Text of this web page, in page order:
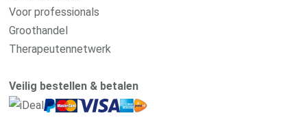
Voor professionals
Groothandel
Therapeutennetwerk
Veilig bestellen & betalen